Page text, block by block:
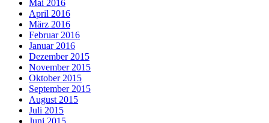
Mai 2016
April 2016
März 2016
Februar 2016
Januar 2016
Dezember 2015
November 2015
Oktober 2015
September 2015
August 2015
Juli 2015
Juni 2015